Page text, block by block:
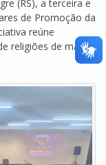
(RS), a terceira e
de Promoção da
reúne
religiões de matriz